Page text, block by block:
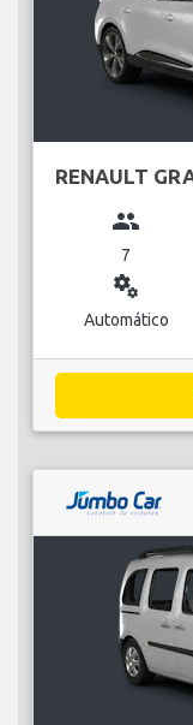
RENAULT
group
7
miscellaneous_services
Automático